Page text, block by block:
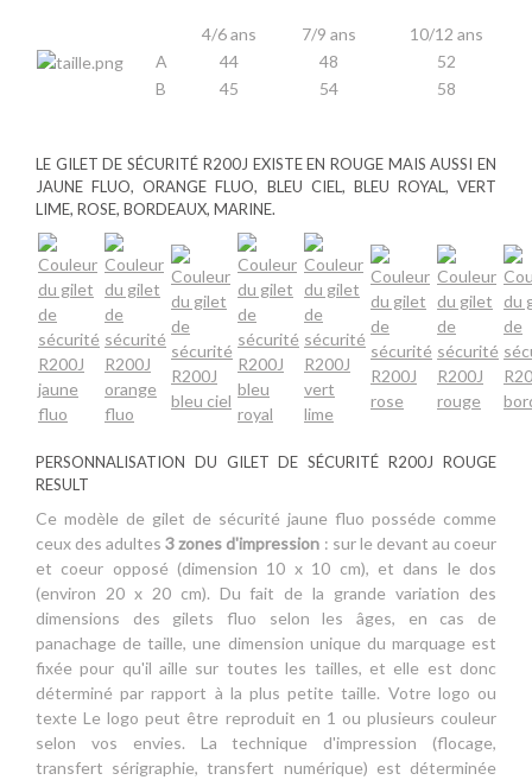
4/6 ans 7/9 ans
10/12 ans
A
44 48
52
B
45 54 58
LE GILET DE SÉCURITÉ R200J EXISTE EN ROUGE MAIS AUSSI EN
JAUNE FLUO, ORANGE FLUO, BLEU CIEL, BLEU ROYAL, VERT
LIME, ROSE, BORDEAUX, MARINE.
PERSONNALISATION DU GILET DE SÉCURITÉ R200J ROUGE
RESULT
Ce modèle de gilet de sécurité jaune fluo posséde comme
ceux des adultes3 zones d'impression : sur le devant au coeur
et coeur opposé (dimension 10 x 10 cm), et dans le dos
(environ 20 x 20 cm). Du fait de la grande variation des
dimensions des gilets fluo selon les âges, en cas de
panachage de taille, une dimension unique du marquage est
fixée pour qu'il aille sur toutes les tailles, et elle est donc
déterminé par rapport à la plus petite taille. Votre logo ou
texte Le logo peut être reproduit en 1 ou plusieurs couleur
selon vos envies. La technique d'impression (flocage,
transfert sérigraphie, transfert numérique) est déterminée